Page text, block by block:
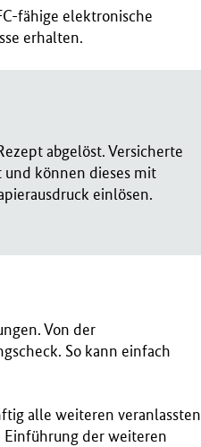
fähige elektronische
erhalten.
abgelöst. Versicherte
können dieses mit
einlösen.
Von der
So kann einfach
alle weiteren veranlassten
der weiteren